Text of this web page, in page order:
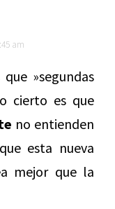
am
»segundas
cierto es que
no entienden
esta nueva
mejor que la